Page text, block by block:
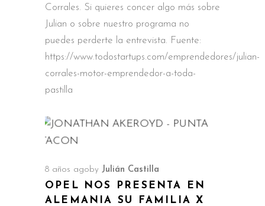
Corrales. Si quieres concer algo más sobre
Julian o sobre nuestro programa no
puedes perderte la entrevista. Fuente:
https://www.todostartups.com/emprendedores/julian-
corrales-motor-emprendedor-a-toda-
pastilla
8 años ago by Julián Castilla
OPEL NOS PRESENTA EN
ALEMANIA SU FAMILIA X